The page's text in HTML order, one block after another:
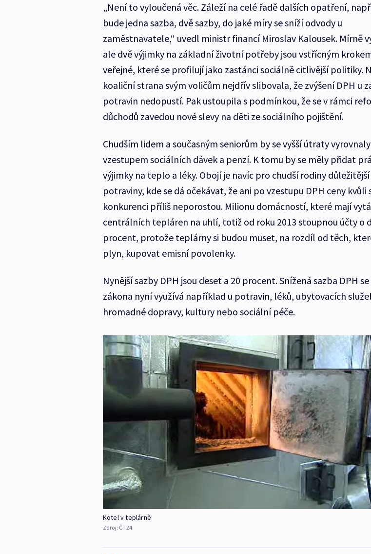
„Není to vyloučená věc. Záleží na celé řadě dalších opatření,
bude jedna sazba, dvě sazby, do jaké míry se sníží odvody u
zaměstnavatele,“ uvedl ministr financí Miroslav Kalousek. Mírně
ale dvě výjimky na základní životní potřeby jsou vstřícným
veřejné, které se profilují jako zastánci sociálně citlivější politiky.
koaliční strana svým voličům nejdřív slibovala, že zvýšení DPH u
potravin nedopustí. Pak ustoupila s podmínkou, že se v rámci
důchodů zavedou nové slevy na děti ze sociálního pojištění.
Chudším lidem a současným seniorům by se vyšší útraty vyrovnaly
vzestupem sociálních dávek a penzí. K tomu by se měly přidat
výjimky na teplo a léky. Obojí je navíc pro chudší rodiny důležitější
potraviny, kde se dá očekávat, že ani po vzestupu DPH ceny kvůli
konkurenci příliš neporostou. Milionu domácností, které mají
centrálních tepláren na uhlí, totiž od roku 2013 stoupnou účty o
procent, protože teplárny si budou muset, na rozdíl od těch,
plyn, kupovat emisní povolenky.
Nynější sazby DPH jsou deset a 20 procent. Snížená sazba DPH
zákona nyní využívá například u potravin, léků, ubytovacích
hromadné dopravy, kultury nebo sociální péče.
Kotel v teplárně
Zdroj: ČT24